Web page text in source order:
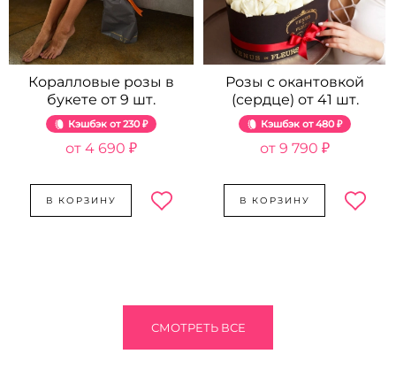
Коралловые розы в
букете от 9 шт.
Кэшбэк 230 ₽
4 690 ₽
В КОРЗИНУ
Розы с окантовкой
(сердце) от 41 шт.
Кэшбэк 480 ₽
9 790 ₽
В КОРЗИНУ
СМОТРЕТЬ ВСЕ